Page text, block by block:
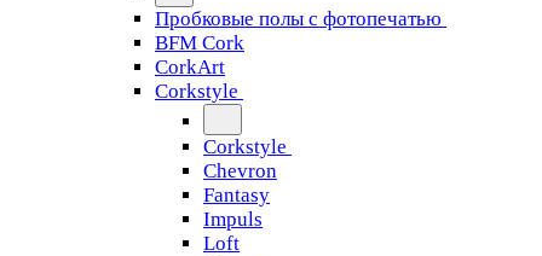
Пробковые полы с фотопечатью
BFM Cork
CorkArt
Corkstyle
Corkstyle
Chevron
Fantasy
Impuls
Loft